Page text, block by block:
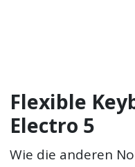
Flexible
Electro 5
Wie die anderen